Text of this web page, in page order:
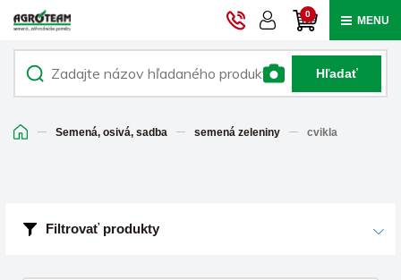
0 MENU
Hľadať
Semená, osivá, sadba semená zeleniny cvikla
Filtrovať produkty